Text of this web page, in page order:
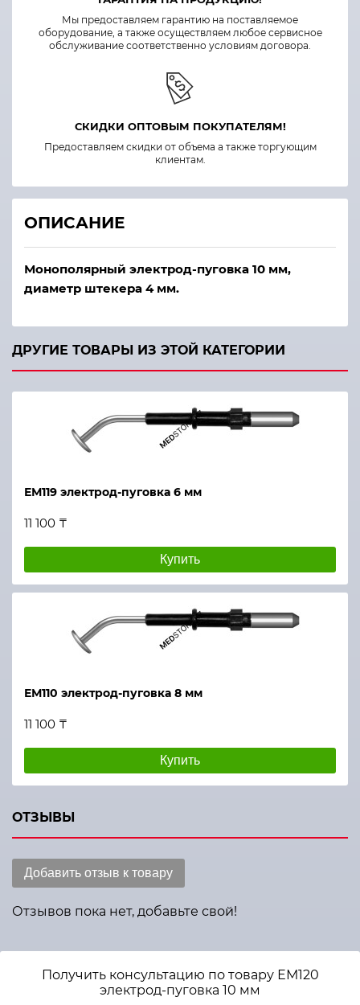
Мы предоставляем гарантию на поставляемое
оборудование, а также осуществляем любое сервисное
обслуживание соответственно условиям договора.
СКИДКИ ОПТОВЫМ ПОКУПАТЕЛЯМ!
Предоставляем скидки от объема а также торгующим
клиентам.
ОПИСАНИЕ
Монополярный электрод-пуговка 10 мм,
диаметр штекера 4 мм.
ДРУГИЕ ТОВАРЫ ИЗ ЭТОЙ КАТЕГОРИИ
ЕМ119 электрод-пуговка 6 мм
11 100 ₸
Купить
ЕМ110 электрод-пуговка 8 мм
11 100 ₸
Купить
ОТЗЫВЫ
Добавить отзыв к товару
Отзывов пока нет, добавьте свой!
Получить консультацию по товару ЕМ120
электрод-пуговка 10 мм